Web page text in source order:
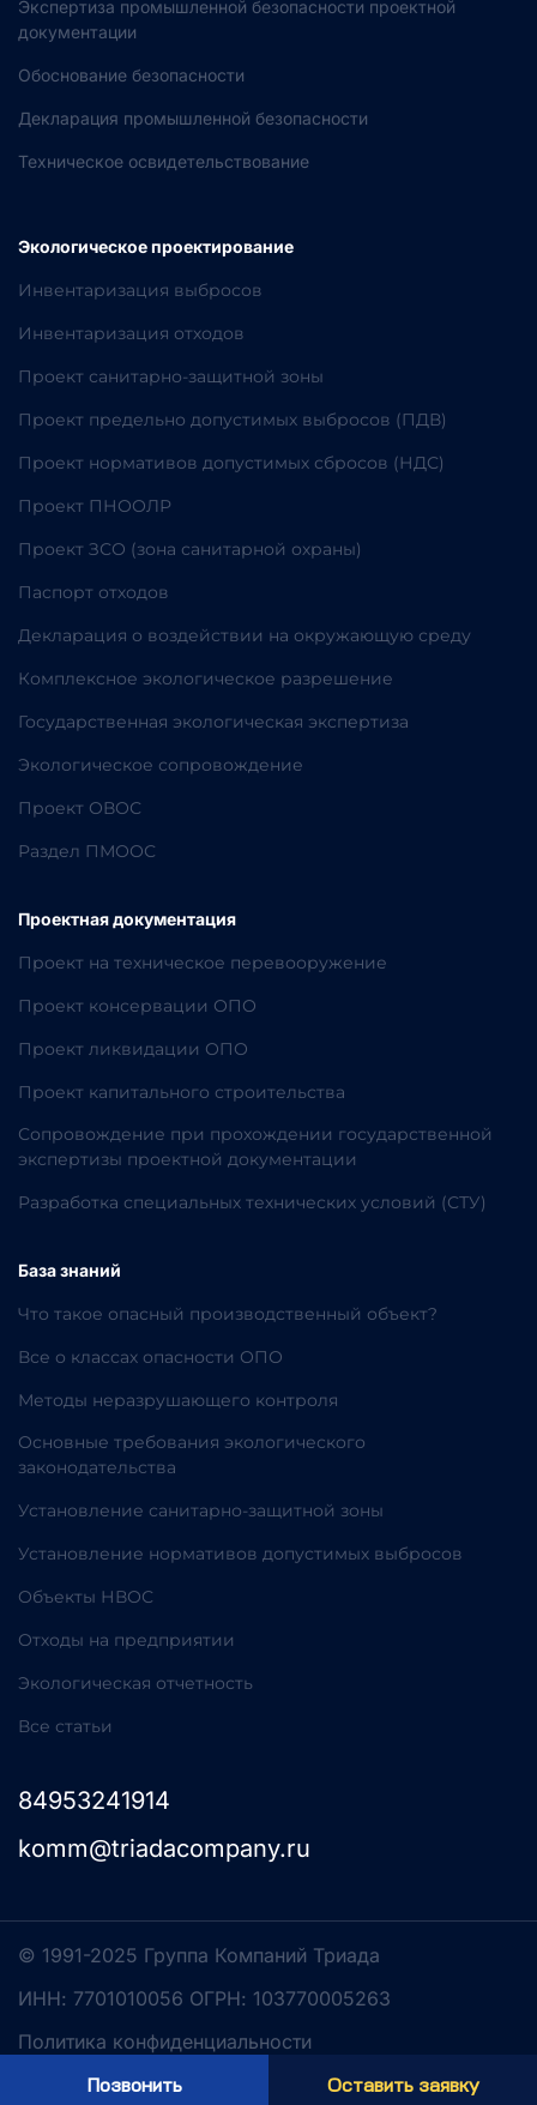
Экспертиза промышленной безопасности проектной
документации
Обоснование безопасности
Декларация промышленной безопасности
Техническое освидетельствование
Экологическое проектирование
Инвентаризация выбросов
Инвентаризация отходов
Проект санитарно-защитной зоны
Проект предельно допустимых выбросов (ПДВ)
Проект нормативов допустимых сбросов (НДС)
Проект ПНООЛР
Проект ЗСО (зона санитарной охраны)
Паспорт отходов
Декларация о воздействии на окружающую среду
Комплексное экологическое разрешение
Государственная экологическая экспертиза
Экологическое сопровождение
Проект ОВОС
Раздел ПМООС
Проектная документация
Проект на техническое перевооружение
Проект консервации ОПО
Проект ликвидации ОПО
Проект капитального строительства
Сопровождение при прохождении государственной
экспертизы проектной документации
Разработка специальных технических условий (СТУ)
База знаний
Что такое опасный производственный объект?
Все о классах опасности ОПО
Методы неразрушающего контроля
Основные требования экологического
законодательства
Установление санитарно-защитной зоны
Установление нормативов допустимых выбросов
Объекты НВОС
Отходы на предприятии
Экологическая отчетность
Все статьи
84953241914
komm@triadacompany.ru
© 1991-2025 Группа Компаний Триада
ИНН: 7701010056 ОГРН: 103770005263
Политика конфиденциальности
Разработка сайта
Позвонить Оставить заявку